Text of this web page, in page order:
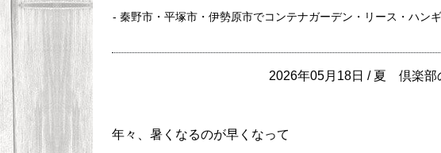
- 秦野市・平塚市・伊勢原市でコンテナガーデン・リース・ハン
2026年05月18日 / 夏 倶楽部
年々、暑くなるのが早くなって